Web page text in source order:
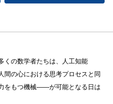
くの数学者たちは、人工知能
の心における思考プロセスと同
をもつ機械——が可能となる日は